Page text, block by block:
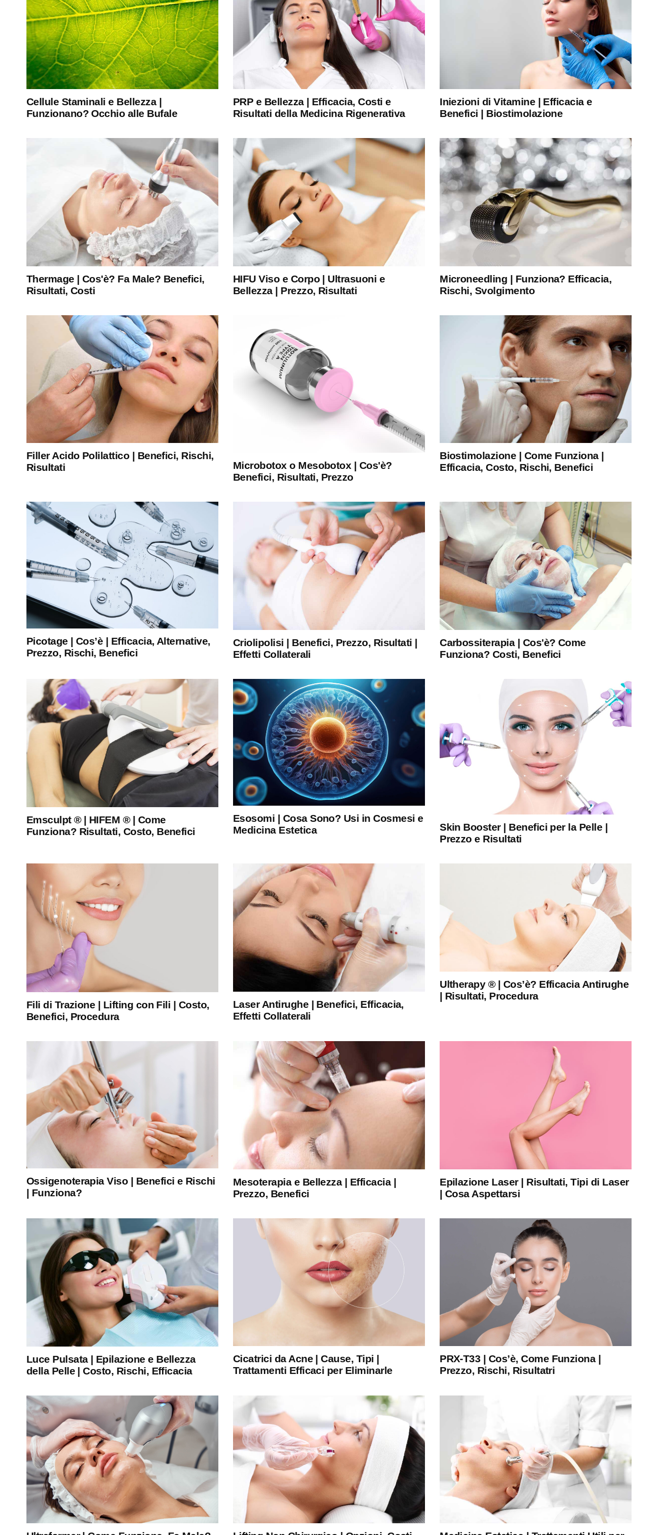
Cellule Staminali e Bellezza |
Funzionano? Occhio alle Bufale
PRP e Bellezza | Efficacia, Costi e
Risultati della Medicina Rigenerativa
Iniezioni di Vitamine | Efficacia e
Benefici | Biostimolazione
Thermage | Cos'è? Fa Male? Benefici,
Risultati, Costi
HIFU Viso e Corpo | Ultrasuoni e
Bellezza | Prezzo, Risultati
Microneedling | Funziona? Efficacia,
Rischi, Svolgimento
Filler Acido Polilattico | Benefici, Rischi,
Risultati
Microbotox o Mesobotox | Cos'è?
Benefici, Risultati, Prezzo
Biostimolazione | Come Funziona |
Efficacia, Costo, Rischi, Benefici
Picotage | Cos’è | Efficacia, Alternative,
Prezzo, Rischi, Benefici
Criolipolisi | Benefici, Prezzo, Risultati |
Effetti Collaterali
Carbossiterapia | Cos'è? Come
Funziona? Costi, Benefici
Emsculpt ® | HIFEM ® | Come
Funziona? Risultati, Costo, Benefici
Esosomi | Cosa Sono? Usi in Cosmesi e
Medicina Estetica
Skin Booster | Benefici per la Pelle |
Prezzo e Risultati
Fili di Trazione | Lifting con Fili | Costo,
Benefici, Procedura
Laser Antirughe | Benefici, Efficacia,
Effetti Collaterali
Ultherapy ® | Cos’è? Efficacia Antirughe
| Risultati, Procedura
Ossigenoterapia Viso | Benefici e Rischi
| Funziona?
Mesoterapia e Bellezza | Efficacia |
Prezzo, Benefici
Epilazione Laser | Risultati, Tipi di Laser
| Cosa Aspettarsi
Luce Pulsata | Epilazione e Bellezza
della Pelle | Costo, Rischi, Efficacia
Cicatrici da Acne | Cause, Tipi |
Trattamenti Efficaci per Eliminarle
PRX-T33 | Cos’è, Come Funziona |
Prezzo, Rischi, Risultatri